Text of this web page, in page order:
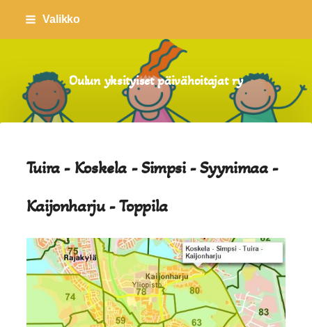
sivun
Valikko
Oulun yksityiset päivähoitajat ry
Tuira - Koskela - Simpsi - Syynimaa -
Kaijonharju - Toppila